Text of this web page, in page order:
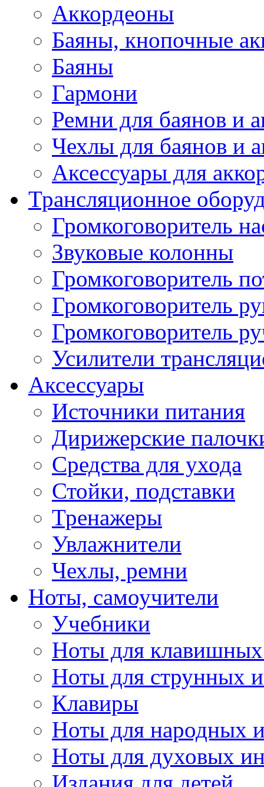
Аккордеоны
Баяны, кнопочные
Баяны
Гармони
Ремни для баянов и
Чехлы для баянов и
Аксессуары для
Трансляционное
Громкоговоритель
Звуковые колонны
Громкоговоритель
Громкоговоритель
Громкоговоритель
Усилители
Аксессуары
Источники питания
Дирижерские
Средства для ухода
Стойки, подставки
Тренажеры
Увлажнители
Чехлы, ремни
Ноты, самоучители
Учебники
Ноты для клавишных
Ноты для струнных
Клавиры
Ноты для народных
Ноты для духовых